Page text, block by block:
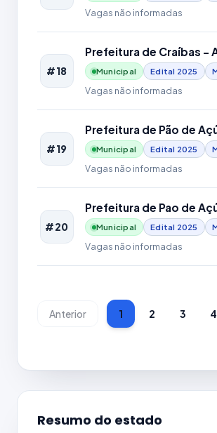
Vagas não informadas
#18
Prefeitura de Craíbas -
Municipal Edital 2025
Vagas não informadas
#19
Prefeitura de Pão de
Municipal Edital 2025
Vagas não informadas
#20
Prefeitura de Pao de
Municipal Edital 2025
Vagas não informadas
Anterior 1 2 3 4
Resumo do estado